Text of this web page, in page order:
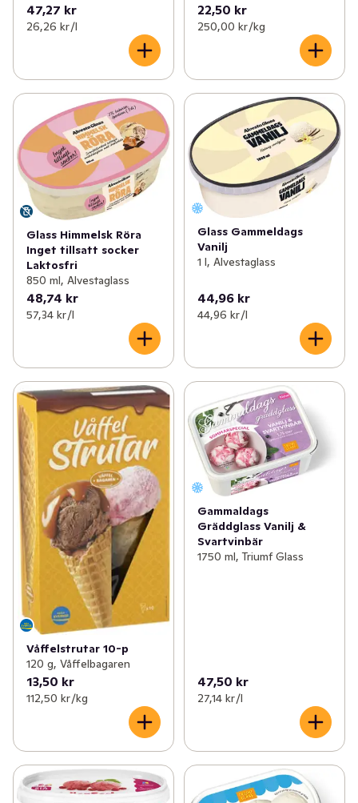
47,27 kr
26,26 kr /l
22,50 kr
250,00 kr /kg
Glass Himmelsk Röra
Inget tillsatt socker
Laktosfri
850 ml, Alvestaglass
48,74 kr
57,34 kr /l
Glass Gammeldags
Vanilj
1 l, Alvestaglass
44,96 kr
44,96 kr /l
Våffelstrutar 10-p
120 g, Våffelbagaren
13,50 kr
112,50 kr /kg
Gammaldags
Gräddglass Vanilj &
Svartvinbär
1750 ml, Triumf Glass
47,50 kr
27,14 kr /l